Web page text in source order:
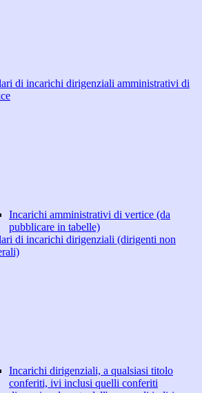
di incarichi dirigenziali amministrativi di
Incarichi amministrativi di vertice (da
pubblicare in tabelle)
di incarichi dirigenziali (dirigenti non
Incarichi dirigenziali, a qualsiasi titolo
conferiti, ivi inclusi quelli conferiti